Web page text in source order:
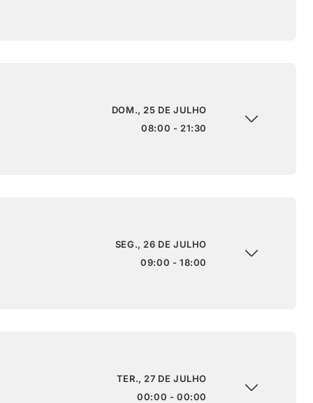
DOM., 25 DE JULHO
08:00 - 21:30
SEG., 26 DE JULHO
09:00 - 18:00
TER., 27 DE JULHO
00:00 - 00:00